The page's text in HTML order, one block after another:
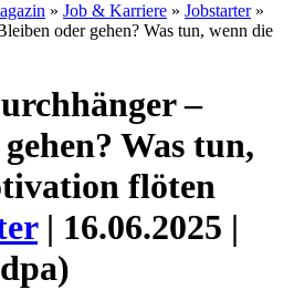
» Job & Karriere » Jobstarter»
oder gehen? Was tun, wenn die
–
Was tun,
flöten
| 16.06.2025 |